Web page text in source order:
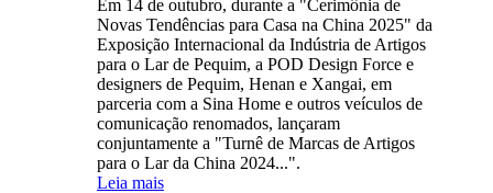
Em 14 de outubro, durante a "Cerimônia de
Novas Tendências para Casa na China 2025" da
Exposição Internacional da Indústria de Artigos
para o Lar de Pequim, a POD Design Force e
designers de Pequim, Henan e Xangai, em
parceria com a Sina Home e outros veículos de
comunicação renomados, lançaram
conjuntamente a "Turnê de Marcas de Artigos
para o Lar da China 2024...".
Leia mais